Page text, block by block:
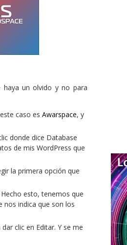
haya un olvido y no para
caso es Awarspace, y
donde dice Database
de mis WordPress que
la primera opción que
esto, tenemos que
nos indica que son los
clic en Editar. Y se me